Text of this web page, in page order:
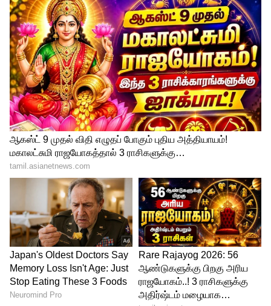
வெண்டைக்காய் விலை என்ன.?
இஞ்சி ஒரு கிலோ 100 ரூபாய்க்கும்,
மாங்காய் ஒரு கிலோ 60 ரூபாய்க்கும்,
வெண்டைக்காய் ஒரு கிலோ 45க்கும், பூசணி
ஒரு கிலோ 25க்கும், முள்ளங்கி ஒரு கிலோ 15
ரூபாய்க்கும், பீர்க்கங்காய் ஒரு கிலோ 50
ரூபாய்க்கும், புடலங்காய் ஒரு கிலோ 30
ரூபாய்க்கும் விற்பனை செய்யப்படுகிறது.
இதையும் படியுங்கள்
மீண்டும் 22 தமிழக மீனவர்கள் கைது...
இலங்கை கடற்படை அட்டூழியம்